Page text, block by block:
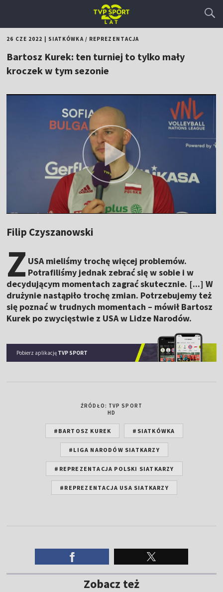
26 CZE 2022 SIATKÓWKA/ REPREZENTACJA
Bartosz Kurek: ten turniej to tylko mały
kroczek w tym sezonie
Filip Czyszanowski
Z USA mieliśmy trochę więcej problemów.
Potrafiliśmy jednak zebrać się w sobie i w
decydującym momentach zagrać skutecznie. [...] W
drużynie nastąpiło trochę zmian. Potrzebujemy też
się poznać w trudnych momentach – mówił Bartosz
Kurek po zwycięstwie z USA w Lidze Narodów.
Pobierz aplikację TVP SPORT
ŹRÓDŁO: TVP SPORT
HD
#BARTOSZ KUREK #SIATKÓWKA
#LIGA NARODÓW SIATKARZY
#REPREZENTACJA POLSKI SIATKARZY
#REPREZENTACJA USA SIATKARZY
Zobacz też